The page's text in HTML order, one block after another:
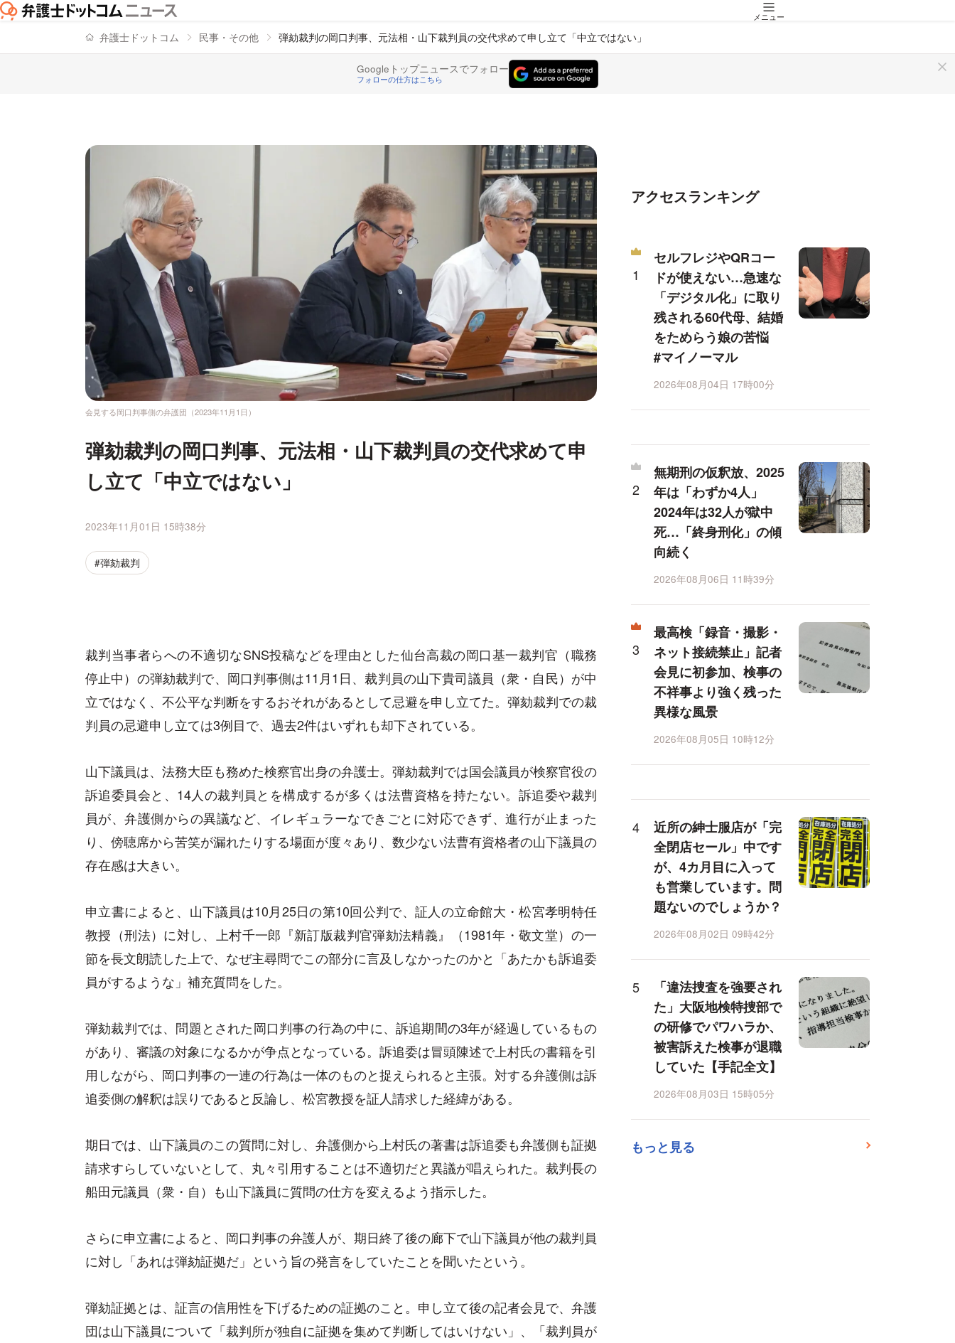
メニュー
弁護士ドットコム 民事・その他 弾劾裁判の岡口判事、元法相・山下裁判員の交代求めて申し立て「中立ではない」
Googleトップニュースでフォロー
フォローの仕方はこちら
会見する岡口判事側の弁護団（2023年11月1日）
弾劾裁判の岡口判事、元法相・山下裁判員の交代求めて申
し立て「中立ではない」
2023年11月01日 15時38分
#弾劾裁判
裁判当事者らへの不適切なSNS投稿などを理由とした仙台高裁の岡口基一裁判官（職務
停止中）の弾劾裁判で、岡口判事側は11月1日、裁判員の山下貴司議員（衆・自民）が中
立ではなく、不公平な判断をするおそれがあるとして忌避を申し立てた。弾劾裁判での裁
判員の忌避申し立ては3例目で、過去2件はいずれも却下されている。
山下議員は、法務大臣も務めた検察官出身の弁護士。弾劾裁判では国会議員が検察官役の
訴追委員会と、14人の裁判員とを構成するが多くは法曹資格を持たない。訴追委や裁判
員が、弁護側からの異議など、イレギュラーなできごとに対応できず、進行が止まった
り、傍聴席から苦笑が漏れたりする場面が度々あり、数少ない法曹有資格者の山下議員の
存在感は大きい。
申立書によると、山下議員は10月25日の第10回公判で、証人の立命館大・松宮孝明特任
教授（刑法）に対し、上村千一郎『新訂版裁判官弾劾法精義』（1981年・敬文堂）の一
節を長文朗読した上で、なぜ主尋問でこの部分に言及しなかったのかと「あたかも訴追委
員がするような」補充質問をした。
弾劾裁判では、問題とされた岡口判事の行為の中に、訴追期間の3年が経過しているもの
があり、審議の対象になるかが争点となっている。訴追委は冒頭陳述で上村氏の書籍を引
用しながら、岡口判事の一連の行為は一体のものと捉えられると主張。対する弁護側は訴
追委側の解釈は誤りであると反論し、松宮教授を証人請求した経緯がある。
期日では、山下議員のこの質問に対し、弁護側から上村氏の著書は訴追委も弁護側も証拠
請求すらしていないとして、丸々引用することは不適切だと異議が唱えられた。裁判長の
船田元議員（衆・自）も山下議員に質問の仕方を変えるよう指示した。
さらに申立書によると、岡口判事の弁護人が、期日終了後の廊下で山下議員が他の裁判員
に対し「あれは弾劾証拠だ」という旨の発言をしていたことを聞いたという。
弾劾証拠とは、証言の信用性を下げるための証拠のこと。申し立て後の記者会見で、弁護
団は山下議員について「裁判所が独自に証拠を集めて判断してはいけない」、「裁判員が
アクセスランキング
セルフレジやQRコー
ドが使えない…急速な
「デジタル化」に取り
残される60代母、結婚
をためらう娘の苦悩
#マイノーマル
2026年08月04日 17時00分
無期刑の仮釈放、2025
年は「わずか4人」
2024年は32人が獄中
死…「終身刑化」の傾
向続く
2026年08月06日 11時39分
最高検「録音・撮影・
ネット接続禁止」記者
会見に初参加、検事の
不祥事より強く残った
異様な風景
2026年08月05日 10時12分
近所の紳士服店が「完
全閉店セール」中です
が、4カ月目に入って
も営業しています。問
題ないのでしょうか？
2026年08月02日 09時42分
「違法捜査を強要され
た」大阪地検特捜部で
の研修でパワハラか、
被害訴えた検事が退職
していた【手記全文】
2026年08月03日 15時05分
もっと見る